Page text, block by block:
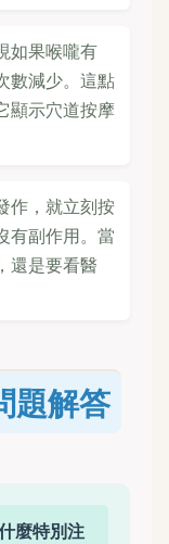
如果喉嚨有
數減少。這點
顯示穴道按摩
作，就立刻按
有副作用。當
還是要看醫
題解答
麼特別注